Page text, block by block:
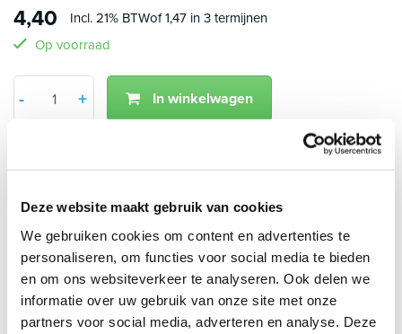
Deze website maakt gebruik van cookies
We gebruiken cookies om content en advertenties te
personaliseren, om functies voor social media te bieden
en om ons websiteverkeer te analyseren. Ook delen we
informatie over uw gebruik van onze site met onze
partners voor social media, adverteren en analyse. Deze
4,40 Incl. 21% BTWof 1,47 in 3 termijnen
Op voorraad
-
Min 1
Aantal
+
Plus 1
In winkelwagen
Voor 15:00 uur besteld, dezelfde werkdag verzonden
Klanten geven AircoGarant een 8.9 op Kiyoh
Klantbeoordelingen
8.9/10 (1790 beoordelingen)